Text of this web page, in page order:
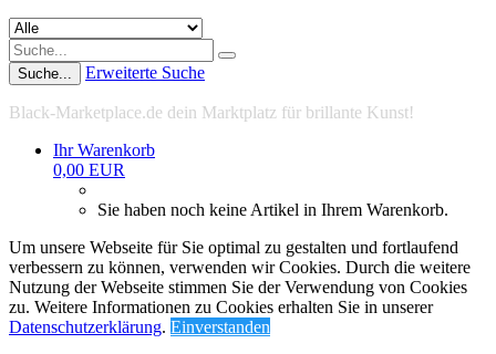
Suche... Erweiterte Suche
Black-Marketplace.de dein Marktplatz für brillante Kunst!
Ihr Warenkorb
0,00 EUR
Sie haben noch keine Artikel in Ihrem Warenkorb.
Um unsere Webseite für Sie optimal zu gestalten und fortlaufend
verbessern zu können, verwenden wir Cookies. Durch die weitere
Nutzung der Webseite stimmen Sie der Verwendung von Cookies
zu. Weitere Informationen zu Cookies erhalten Sie in unserer
Datenschutzerklärung. Einverstanden